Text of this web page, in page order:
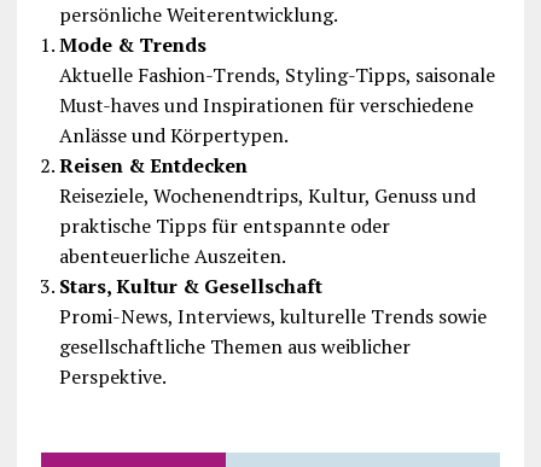
persönliche Weiterentwicklung.
Mode & Trends
Aktuelle Fashion-Trends, Styling-Tipps, saisonale
Must-haves und Inspirationen für verschiedene
Anlässe und Körpertypen.
Reisen & Entdecken
Reiseziele, Wochenendtrips, Kultur, Genuss und
praktische Tipps für entspannte oder
abenteuerliche Auszeiten.
Stars, Kultur & Gesellschaft
Promi-News, Interviews, kulturelle Trends sowie
gesellschaftliche Themen aus weiblicher
Perspektive.